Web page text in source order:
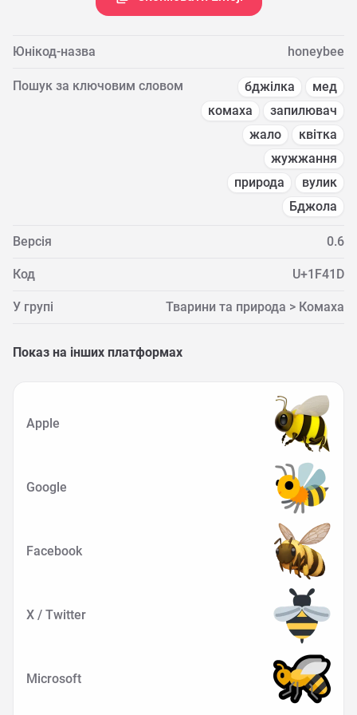
Юнікод-назва honeybee
Пошук за ключовим словом бджілка
мед
комаха
запилювач
жало
квітка
жужжання
природа
вулик
Бджола
Версія 0.6
Код U+1F41D
У групі Тварини та природа > Комаха
Показ на інших платформах
Apple
Google
Facebook
X / Twitter
Microsoft